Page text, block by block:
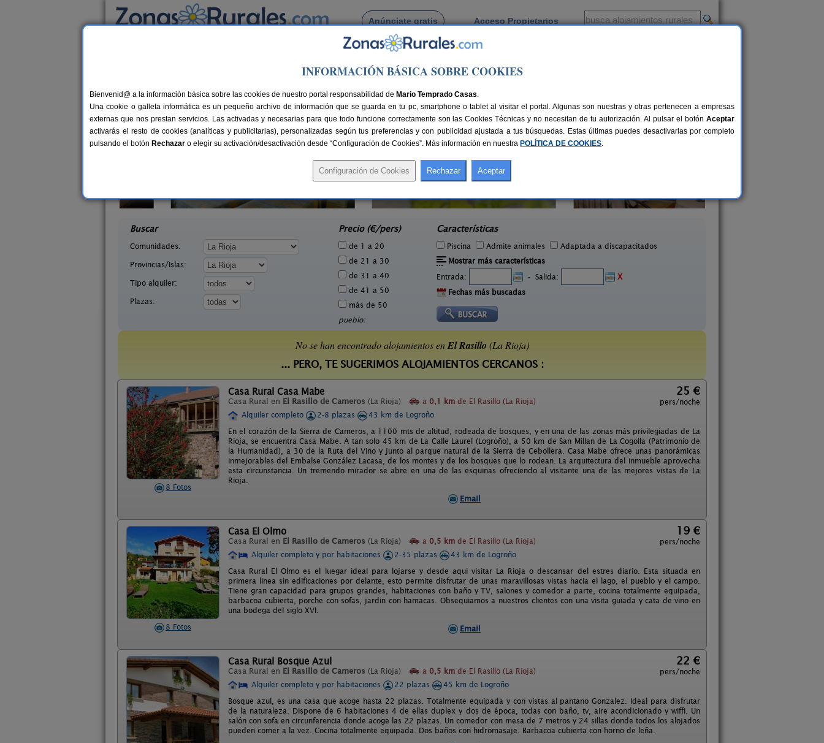
Anúnciate gratis Acceso Propietarios
Busca por pueblo
Casas Rurales cerca de El Rasillo
38 €
Casa Rural La Viña
Buscar
Comunidades:
Provincias/Islas:
Tipo alquiler:
Plazas:
Precio (€/pers)
de 1 a 20
de 21 a 30
de 31 a 40
de 41 a 50
más de 50
pueblo:
Características
Piscina Admite animales
Adaptada a discapacitados
Mostrar más características
Entrada:
- Salida:
X
Fechas más buscadas
No se han encontrado alojamientos enEl Rasillo (La Rioja)
... PERO, TE SUGERIMOS ALOJAMIENTOS CERCANOS :
8 Fotos
Casa Rural Casa Mabe
Casa Rural en El Rasillo de Cameros (La Rioja) a 0,1 km de El Rasillo (La Rioja)
25 €
pers/noche
Alquiler completo
2-8 plazas
43 km de Logroño
En el corazón de la Sierra de Cameros, a 1100 mts de altitud, rodeada de bosques, y en una de las zonas más privilegiadas de La
Rioja, se encuentra Casa Mabe. A tan solo 45 km de La Calle Laurel (Logroño), a 50 km de San Millan de La Cogolla (Patrimonio de
la Humanidad), a 30 de la Ruta del Vino y junto al parque natural de la Sierra de Cebollera. Casa Mabe ofrece unas panorámicas
inmejorables del Embalse González Lacasa, de los montes y de los bosques que lo rodean. La arquitectura del inmueble aprovecha
esta circunstancia. Un tremendo mirador se abre en una de las esquinas ofreciendo al visitante una de las mejores vistas de La
Rioja.
Email
8 Fotos
Casa El Olmo
Casa Rural en El Rasillo de Cameros (La Rioja) a 0,5 km de El Rasillo (La Rioja)
19 €
pers/noche
Alquiler completo y por habitaciones
2-35 plazas
43 km de Logroño
Casa Rural El Olmo es el luegar ideal para lojarse y desde aqui visitar La Rioja o descansar del estres diario. Esta situada en
primera linea sin edificaciones por delante, esto permite disfrutar de unas maravillosas vistas hacia el lago, el pueblo y el campo.
Tiene gran capacidad para grupos grandes, habitaciones con baño y TV, salones y comedor a parte, cocina totalmente equipada,
barbacoa cubierta, porche con sofas, jardin con hamacas. Obsequiamos a nuestros clientes con una visita guiada y cata de vino en
una bodega del siglo XVI.
Email
Casa Rural Bosque Azul
Casa Rural en El Rasillo de Cameros (La Rioja) a 0,5 km de El Rasillo (La Rioja)
22 €
pers/noche
Alquiler completo y por habitaciones
22 plazas
45 km de Logroño
Bosque azul, es una casa que acoge hasta 22 plazas. Totalmente equipada y con vistas al pantano Gonzalez. Ideal para disfrutar
de la naturaleza. Dispone de 6 habitaciones 4 de ellas duplex y dos de época, todas con baño, tv, aire acondicionado y wiffi. Un
salón con sofa en circunferencia donde acoge las 22 plazas. Un comedor con mesa de 7 metros y 24 sillas donde todos los alojados
pueden comer a la vez. Cocina totalmente equipada. Dos baños con hidromasaje. Barbacoa cubierta con horno de leña.
INFORMACIÓN BÁSICA SOBRE COOKIES
Bienvenid@ a la información básica sobre las cookies de nuestro portal responsabilidad de Mario Temprado Casas.
Una cookie o galleta informática es un pequeño archivo de información que se guarda en tu pc, smartphone o tablet al visitar el portal. Algunas son nuestras y otras pertenecen a empresas
externas que nos prestan servicios. Las activadas y necesarias para que todo funcione correctamente son las Cookies Técnicas y no necesitan de tu autorización. Al pulsar el botón Aceptar
activarás el resto de cookies (analíticas y publicitarias), personalizadas según tus preferencias y con publicidad ajustada a tus búsquedas. Estas últimas puedes desactivarlas por completo
pulsando el botón Rechazar o elegir su activación/desactivación desde “Configuración de Cookies”. Más información en nuestra POLÍTICA DE COOKIES.